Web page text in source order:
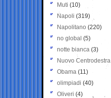
Muti (10)
Napoli (319)
Napolitano (220)
no global (5)
notte bianca (3)
Nuovo Centrodestra
Obama (11)
olimpiadi (40)
Oliveri (4)